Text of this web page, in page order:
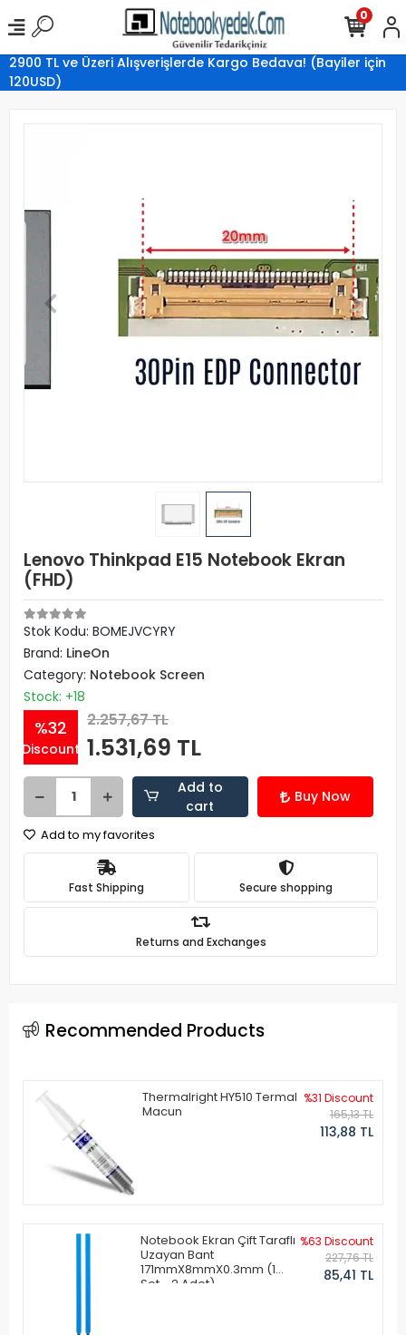
2900 TL ve Üzeri Alışverişlerde Kargo Bedava! (Bayiler için
120USD)
0
Lenovo Thinkpad E15 Notebook Ekran
(FHD)
Stok Kodu: BOMEJVCYRY
Brand: LineOn
Category: Notebook Screen
Stock: +18
%32
Discount
2.257,67 TL
1.531,69 TL
Add to
cart
Buy Now
Add to my favorites
Fast Shipping Secure shopping
Returns and Exchanges
Recommended Products
Thermalright HY510 Termal
Macun
%31 Discount
165,13 TL
113,88 TL
Notebook Ekran Çift Taraflı
Uzayan Bant
171mmX8mmX0.3mm (1
Set - 2 Adet)
%63 Discount
227,76 TL
85,41 TL